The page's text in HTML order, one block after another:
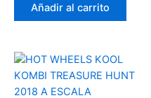
Añadir al carrito